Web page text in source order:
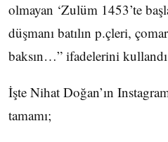
olmayan ‘Zulüm 1453’te
düşmanı batılın p.çleri,
baksın…” ifadelerini
İşte Nihat Doğan’ın
tamamı;